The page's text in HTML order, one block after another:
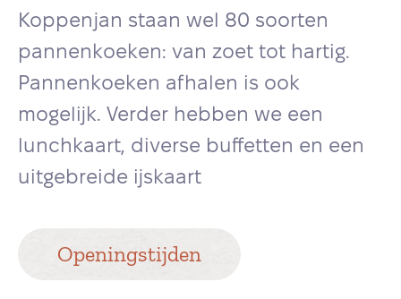
Koppenjan staan wel 80 soorten
pannenkoeken: van zoet tot hartig.
Pannenkoeken afhalen is ook
mogelijk. Verder hebben we een
lunchkaart, diverse buffetten en een
uitgebreide ijskaart
Openingstijden